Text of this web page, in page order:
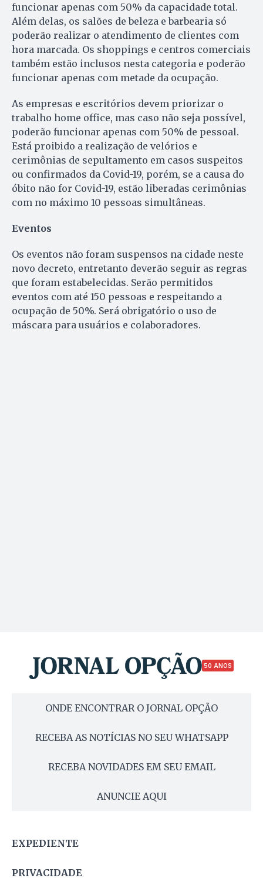
funcionar apenas com 50% da capacidade total.
Além delas, os salões de beleza e barbearia só
poderão realizar o atendimento de clientes com
hora marcada. Os shoppings e centros comerciais
também estão inclusos nesta categoria e poderão
funcionar apenas com metade da ocupação.
As empresas e escritórios devem priorizar o
trabalho home office, mas caso não seja possível,
poderão funcionar apenas com 50% de pessoal.
Está proibido a realização de velórios e
cerimônias de sepultamento em casos suspeitos
ou confirmados da Covid-19, porém, se a causa do
óbito não for Covid-19, estão liberadas cerimônias
com no máximo 10 pessoas simultâneas.
Eventos
Os eventos não foram suspensos na cidade neste
novo decreto, entretanto deverão seguir as regras
que foram estabelecidas. Serão permitidos
eventos com até 150 pessoas e respeitando a
ocupação de 50%. Será obrigatório o uso de
máscara para usuários e colaboradores.
50 ANOS
ONDE ENCONTRAR O JORNAL OPÇÃO
RECEBA AS NOTÍCIAS NO SEU WHATSAPP
RECEBA NOVIDADES EM SEU EMAIL
ANUNCIE AQUI
EXPEDIENTE
PRIVACIDADE